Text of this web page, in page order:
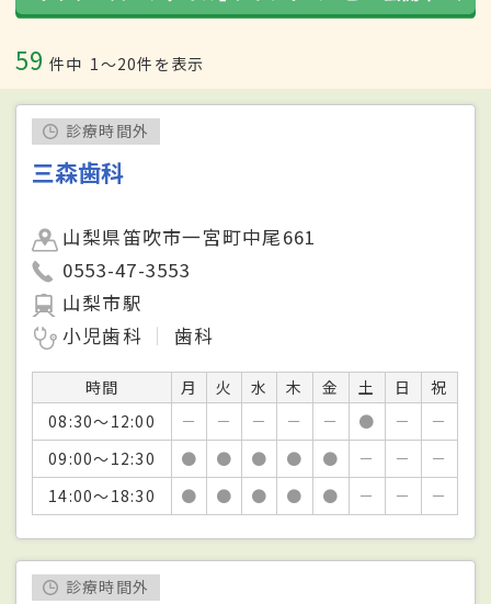
59 件中 1〜20件を表示
診療時間外
三森歯科
山梨県笛吹市一宮町中尾661
0553-47-3553
山梨市駅
小児歯科
歯科
時間 月 火 水 木 金 土 日
祝
08:30～12:00
－ － － － － ● －
－
09:00～12:30
● ● ● ● ● － －
－
14:00～18:30
● ● ● ● ● － － －
診療時間外